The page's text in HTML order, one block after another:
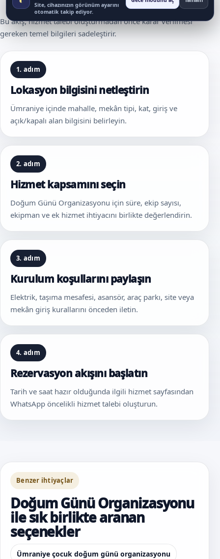
Bu akış, hizmet talebi oluşturmadan önce karar verilmesi
gereken temel bilgileri sadeleştirir.
1. adım
Lokasyon bilgisini netleştirin
Ümraniye içinde mahalle, mekân tipi, kat, giriş ve
açık/kapalı alan bilgisini belirleyin.
2. adım
Hizmet kapsamını seçin
Doğum Günü Organizasyonu için süre, ekip sayısı,
ekipman ve ek hizmet ihtiyacını birlikte değerlendirin.
3. adım
Kurulum koşullarını paylaşın
Elektrik, taşıma mesafesi, asansör, araç parkı, site veya
mekân giriş kurallarını önceden iletin.
4. adım
Rezervasyon akışını başlatın
Tarih ve saat hazır olduğunda ilgili hizmet sayfasından
WhatsApp öncelikli hizmet talebi oluşturun.
Benzer ihtiyaçlar
Doğum Günü Organizasyonu
ile sık birlikte aranan
seçenekler
Ümraniye çocuk doğum günü organizasyonu
Site, cihazınızın görünüm ayarını
otomatik takip ediyor.